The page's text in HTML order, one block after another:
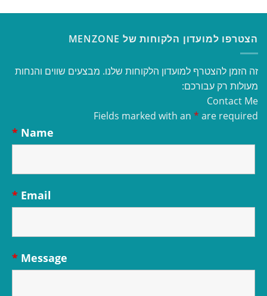
הצטרפו למועדון הלקוחות של MENZONE
זה הזמן להצטרף למועדון הלקוחות שלנו. מבצעים שווים והנחות
מעולות רק עבורכם:
Contact Me
Fields marked with an * are required
Name
*
Email
*
Message
*